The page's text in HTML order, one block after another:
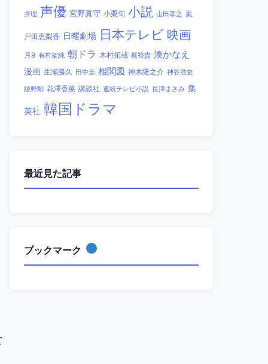
井理 声優 宮野真守 小栗旬 小説 山田孝之 嵐
戸田恵梨香 日曜劇場 日本テレビ 映画
月9 有村架純 朝ドラ 木村拓哉 梶裕貴 湊かなえ
漫画 生瀬勝久 田中圭 相関図 神木隆之介 神谷浩史
綾野剛 花澤香菜 講談社 連続テレビ小説 長澤まさみ 集
英社 韓国ドラマ
最近見た記事
ブックマーク